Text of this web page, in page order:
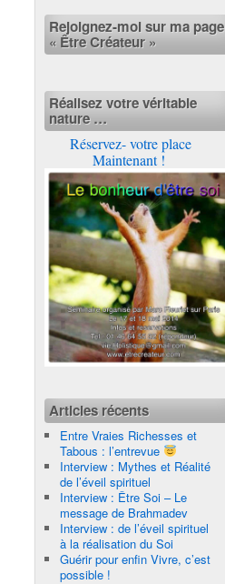
Rejoignez-moi sur ma page
« Être Créateur »
Réalisez votre véritable
nature …
Réservez- votre place
Maintenant !
Articles récents
Entre Vraies Richesses et
Tabous : l’entrevue
Interview : Mythes et Réalité
de l’éveil spirituel
Interview : Être Soi – Le
message de Brahmadev
Interview : de l’éveil spirituel
à la réalisation du Soi
Guérir pour enfin Vivre, c’est
possible !